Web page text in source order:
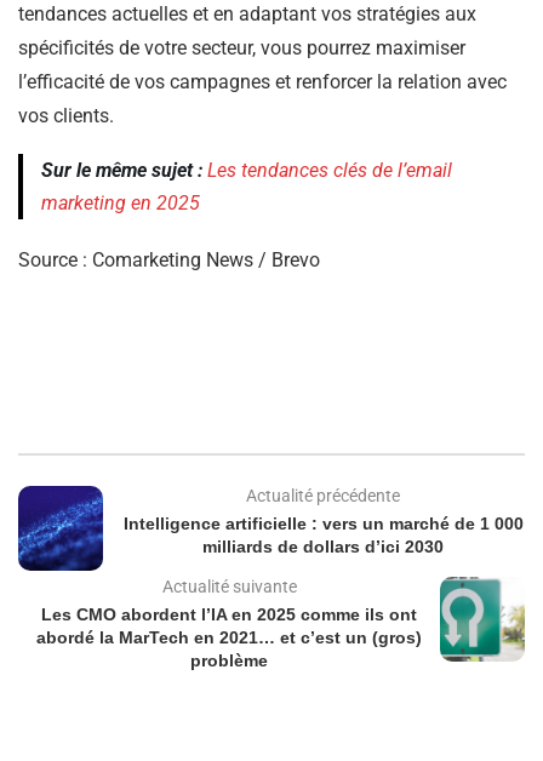
tendances actuelles et en adaptant vos stratégies aux
spécificités de votre secteur, vous pourrez maximiser
l’efficacité de vos campagnes et renforcer la relation avec
vos clients.
Sur le même sujet : Les tendances clés de l’email
marketing en 2025
Source : Comarketing News / Brevo
Actualité précédente
Intelligence artificielle : vers un marché de 1 000
milliards de dollars d’ici 2030
Actualité suivante
Les CMO abordent l’IA en 2025 comme ils ont
abordé la MarTech en 2021… et c’est un (gros)
problème